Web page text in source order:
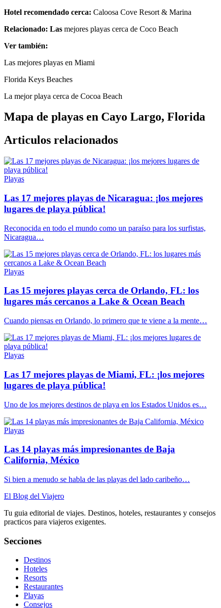
Hotel recomendado cerca: Caloosa Cove Resort & Marina
Relacionado: Las mejores playas cerca de Coco Beach
Ver también:
Las mejores playas en Miami
Florida Keys Beaches
La mejor playa cerca de Cocoa Beach
Mapa de playas en Cayo Largo, Florida
Articulos relacionados
Playas
Las 17 mejores playas de Nicaragua: ¡los mejores
lugares de playa pública!
Reconocida en todo el mundo como un paraíso para los surfistas,
Nicaragua…
Playas
Las 15 mejores playas cerca de Orlando, FL: los
lugares más cercanos a Lake & Ocean Beach
Cuando piensas en Orlando, lo primero que te viene a la mente…
Playas
Las 17 mejores playas de Miami, FL: ¡los mejores
lugares de playa pública!
Uno de los mejores destinos de playa en los Estados Unidos es…
Playas
Las 14 playas más impresionantes de Baja
California, México
Si bien a menudo se habla de las playas del lado caribeño…
El Blog del Viajero
Tu guia editorial de viajes. Destinos, hoteles, restaurantes y consejos
practicos para viajeros exigentes.
Secciones
Destinos
Hoteles
Resorts
Restaurantes
Playas
Consejos